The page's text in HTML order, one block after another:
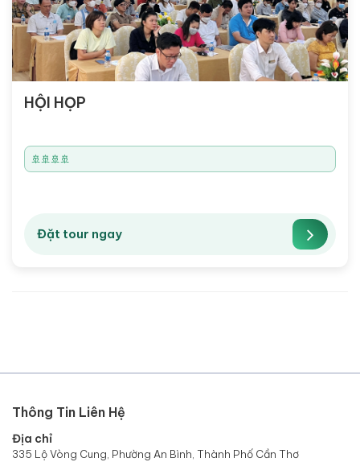
HỘI HỌP
🚢🚢🚢🚢
Đặt tour ngay
Thông Tin Liên Hệ
Địa chỉ
335 Lộ Vòng Cung, Phường An Bình, Thành Phố Cần Thơ